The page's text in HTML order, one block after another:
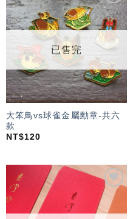
加入
「願
望輕
單」
已售完
大笨鳥vs球雀金屬勳章-共六
款
NT$120
加入
「願
望輕